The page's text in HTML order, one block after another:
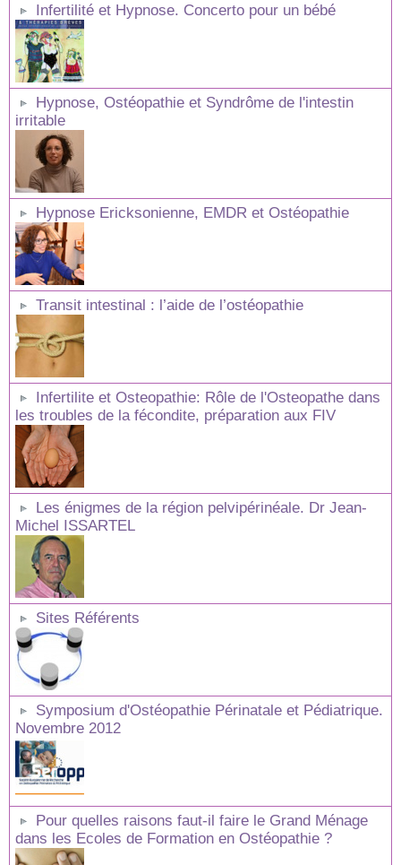
Infertilité et Hypnose. Concerto pour un bébé
Hypnose, Ostéopathie et Syndrôme de l'intestin
irritable
Hypnose Ericksonienne, EMDR et Ostéopathie
Transit intestinal : l’aide de l’ostéopathie
Infertilite et Osteopathie: Rôle de l'Osteopathe dans
les troubles de la fécondite, préparation aux FIV
Les énigmes de la région pelvipérinéale. Dr Jean-
Michel ISSARTEL
Sites Référents
Symposium d'Ostéopathie Périnatale et Pédiatrique.
Novembre 2012
Pour quelles raisons faut-il faire le Grand Ménage
dans les Ecoles de Formation en Ostéopathie ?